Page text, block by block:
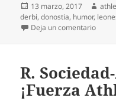
Publicado
el
13 marzo, 2017
derbi,donostia, humor,
Deja un comentarioen R.
R.
¡Fuerza